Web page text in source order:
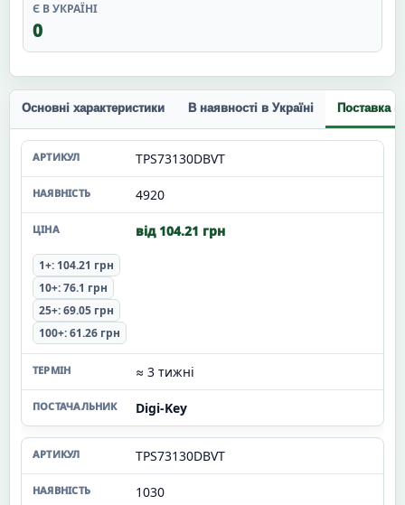
Є В УКРАЇНІ
0
Основні характеристики В наявності в Україні Поставка
TPS73130DBVT
4920
від 104.21 грн
1+: 104.21 грн
10+: 76.1 грн
25+: 69.05 грн
100+: 61.26 грн
≈ 3 тижні
Digi-Key
TPS73130DBVT
1030